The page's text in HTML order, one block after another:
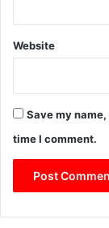
Website
Save my
time I comment.